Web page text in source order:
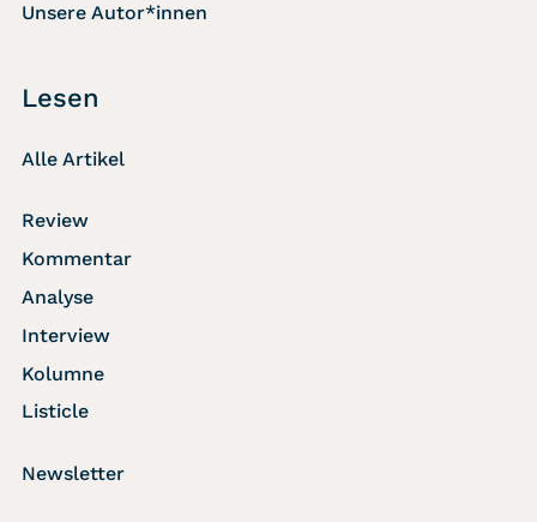
Unsere Autor*innen
Lesen
Alle Artikel
Review
Kommentar
Analyse
Interview
Kolumne
Listicle
Newsletter